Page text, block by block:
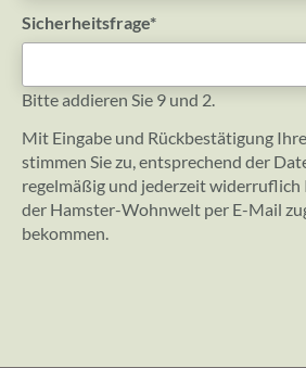
Adresse
Pflichtfeld
Sicherheitsfrage*
Bitte addieren Sie 9 und 2.
Mit Eingabe und Rückbestätigung
stimmen Sie zu, entsprechend der
regelmäßig und jederzeit
der Hamster-Wohnwelt per E-Mail
bekommen.